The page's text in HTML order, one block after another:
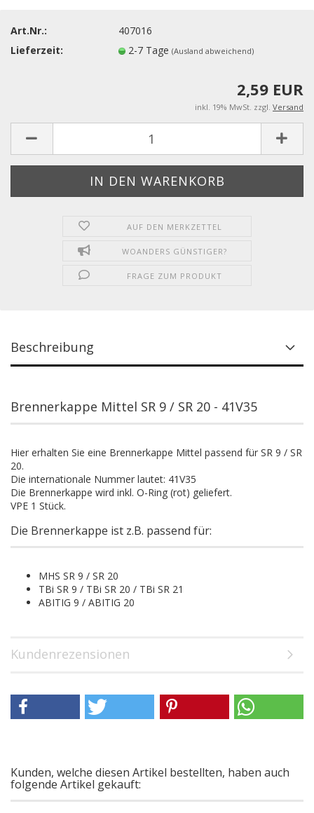
Art.Nr.:
407016
Lieferzeit:
2-7 Tage(Ausland abweichend)
2,59 EUR
inkl. 19% MwSt. zzgl. Versand
AUF DEN MERKZETTEL
WOANDERS GÜNSTIGER?
FRAGE ZUM PRODUKT
Beschreibung
Brennerkappe Mittel SR 9 / SR 20 - 41V35
Hier erhalten Sie eine Brennerkappe Mittel passend für SR 9 / SR
20.
Die internationale Nummer lautet: 41V35
Die Brennerkappe wird inkl. O-Ring (rot) geliefert.
VPE 1 Stück.
Die Brennerkappe ist z.B. passend für:
MHS SR 9 / SR 20
TBi SR 9 / TBi SR 20 / TBi SR 21
ABITIG 9 / ABITIG 20
Kundenrezensionen
Kunden, welche diesen Artikel bestellten, haben auch
folgende Artikel gekauft: